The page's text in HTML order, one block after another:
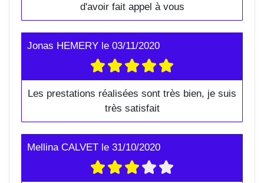
d'avoir fait appel à vous
Jonas HEMERY le 03/11/2020
Les prestations réalisées sont très bien, je suis
très satisfait
Mellina CALVET le 31/10/2020